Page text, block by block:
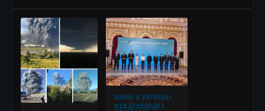
ВОЙНА В УКРАЙНА
МЕЖДУНАРОДНА